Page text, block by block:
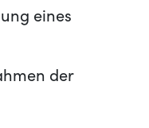
eines
der